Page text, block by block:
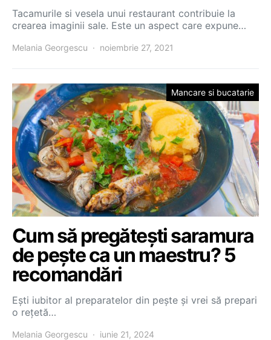
Tacamurile si vesela unui restaurant contribuie la
crearea imaginii sale. Este un aspect care expune…
Melania Georgescu noiembrie 27, 2021
Mancare si bucatarie
Cum să pregătești saramura
de pește ca un maestru? 5
recomandări
Ești iubitor al preparatelor din pește și vrei să prepari
o rețetă…
Melania Georgescu iunie 21, 2024